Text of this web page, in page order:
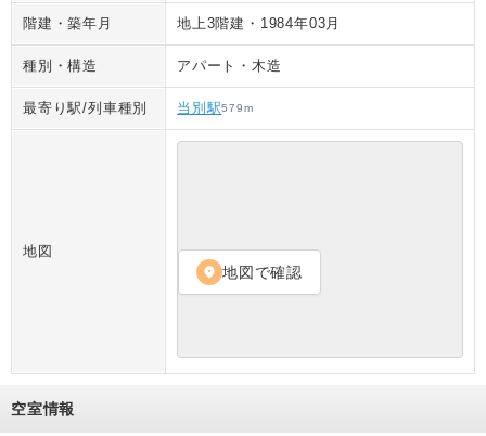
階建・築年月 地上3階建 ・ 1984年03月
種別・構造 アパート ・ 木造
最寄り駅/列車種別 当別駅579m
地図
location_on 地図で確認
空室情報